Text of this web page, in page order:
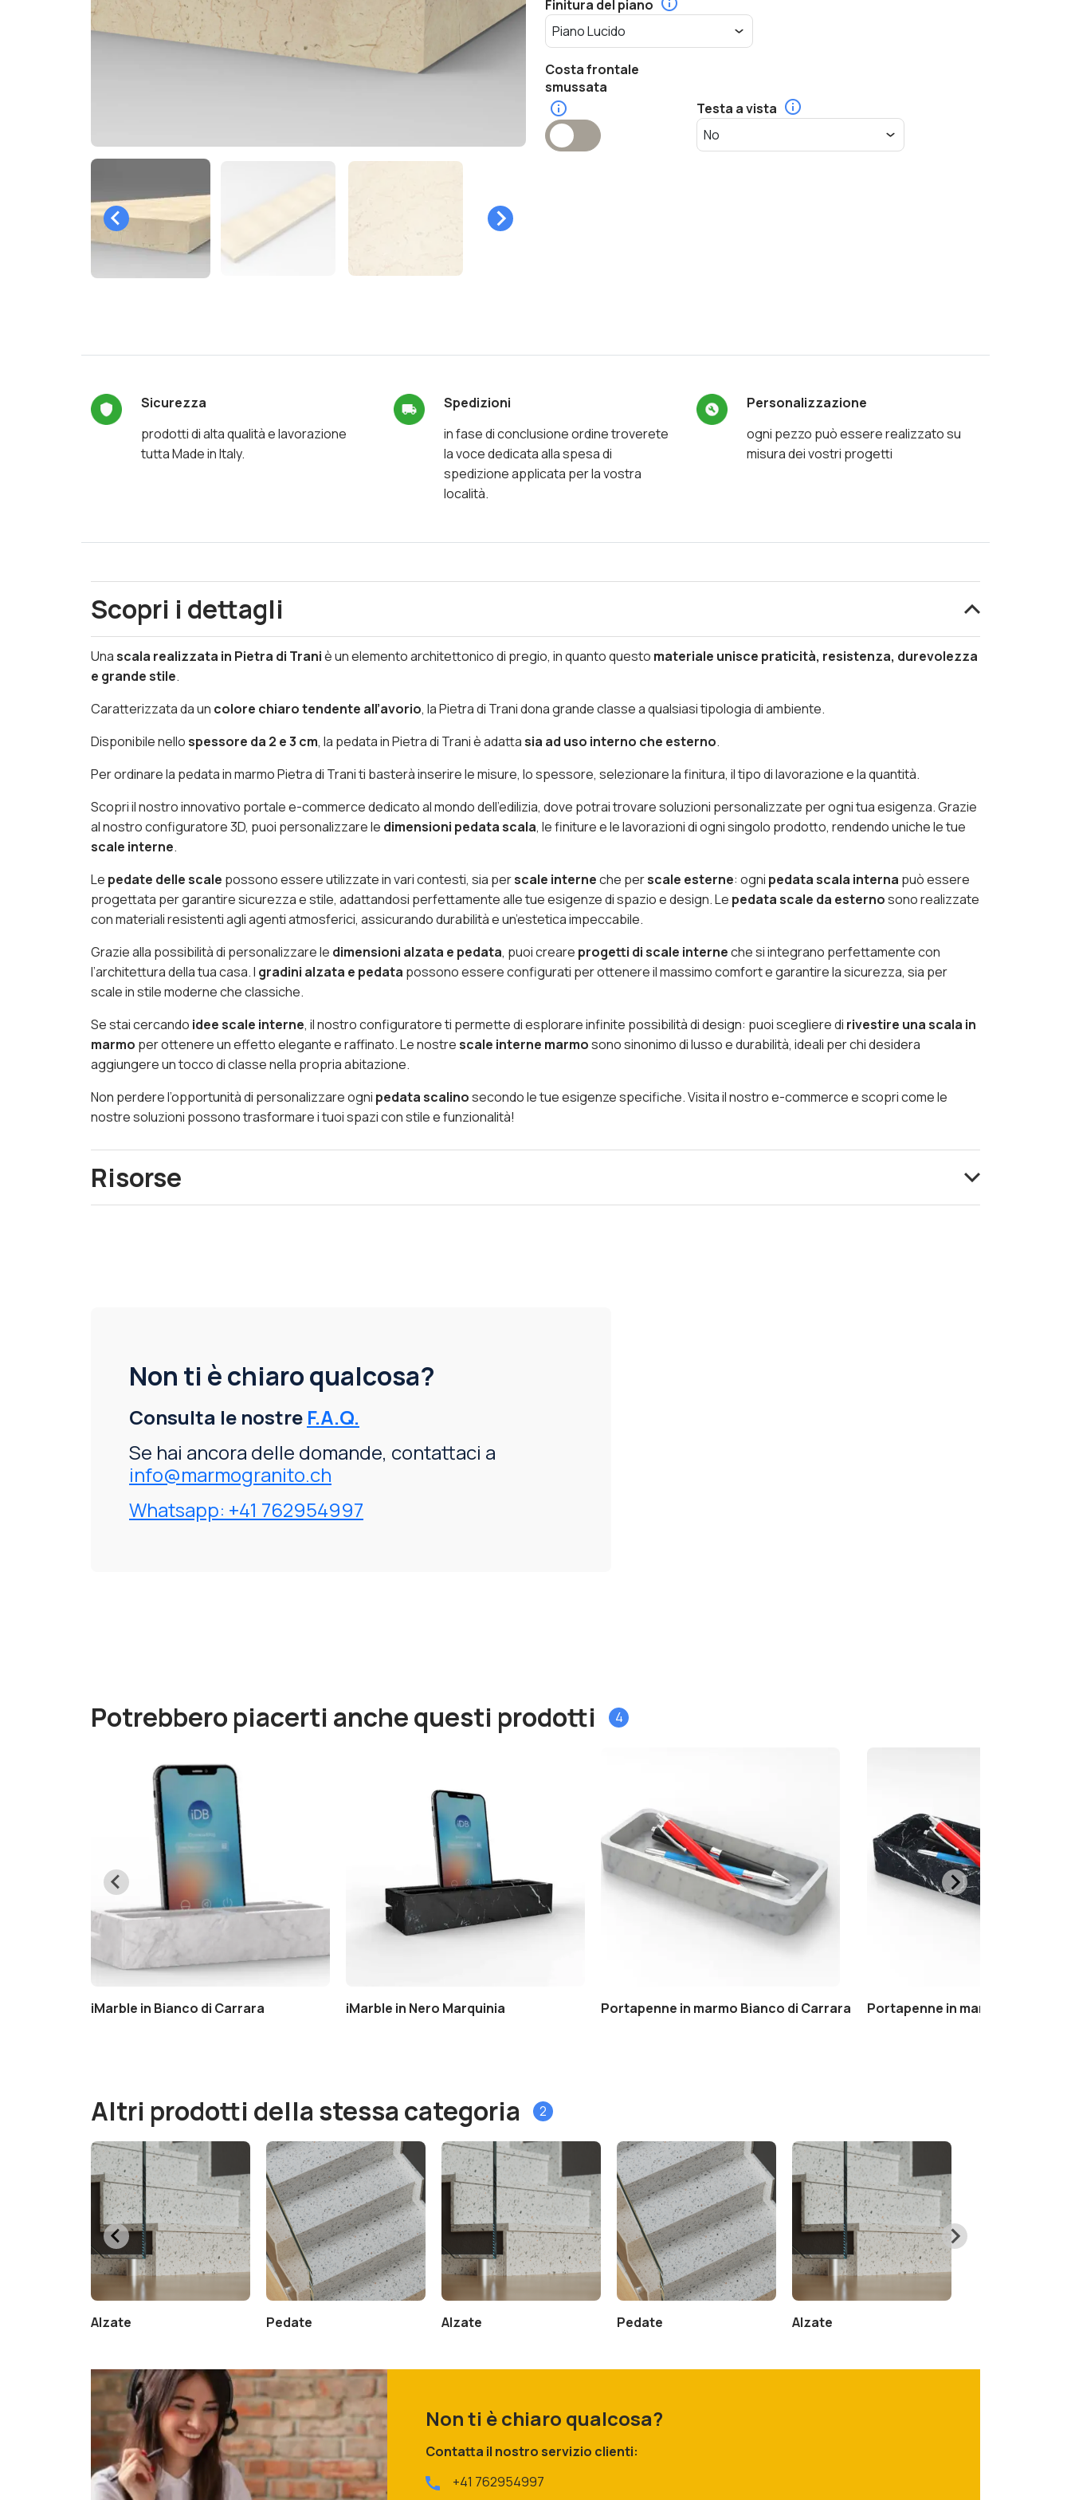
Finitura del piano
Costa frontale
smussata
Testa a vista
Sicurezza
prodotti di alta qualità e lavorazione
tutta Made in Italy.
Spedizioni
in fase di conclusione ordine troverete
la voce dedicata alla spesa di
spedizione applicata per la vostra
località.
Personalizzazione
ogni pezzo può essere realizzato su
misura dei vostri progetti
Scopri i dettagli
Unascala realizzata in Pietra di Traniè un elemento architettonico di pregio, in quanto questo materiale unisce praticità, resistenza, durevolezza
e grande stile.
Caratterizzata da un colore chiaro tendente all’avorio, la Pietra di Trani dona grande classe a qualsiasi tipologia di ambiente.
Disponibile nellospessore da 2 e 3 cm, la pedata in Pietra di Trani è adattasia ad uso interno che esterno.
Per ordinare la pedata in marmo Pietra di Trani ti basterà inserire le misure, lo spessore, selezionare la finitura, il tipo di lavorazione e la quantità.
Scopri il nostro innovativo portale e-commerce dedicato al mondo dell’edilizia, dove potrai trovare soluzioni personalizzate per ogni tua esigenza. Grazie
al nostro configuratore 3D, puoi personalizzare le dimensioni pedata scala, le finiture e le lavorazioni di ogni singolo prodotto, rendendo uniche le tue
scale interne.
Le pedate delle scale possono essere utilizzate in vari contesti, sia perscale interneche perscale esterne: ogni pedata scala interna può essere
progettata per garantire sicurezza e stile, adattandosi perfettamente alle tue esigenze di spazio e design. Le pedata scale da esternosono realizzate
con materiali resistenti agli agenti atmosferici, assicurando durabilità e un’estetica impeccabile.
Grazie alla possibilità di personalizzare le dimensioni alzata e pedata, puoi creare progetti di scale interneche si integrano perfettamente con
l’architettura della tua casa. I gradini alzata e pedata possono essere configurati per ottenere il massimo comfort e garantire la sicurezza, sia per
scale in stile moderne che classiche.
Se stai cercando idee scale interne, il nostro configuratore ti permette di esplorare infinite possibilità di design: puoi scegliere di rivestire una scala in
marmo per ottenere un effetto elegante e raffinato. Le nostrescale interne marmosono sinonimo di lusso e durabilità, ideali per chi desidera
aggiungere un tocco di classe nella propria abitazione.
Non perdere l’opportunità di personalizzare ogni pedata scalinosecondo le tue esigenze specifiche. Visita il nostro e-commerce e scopri come le
nostre soluzioni possono trasformare i tuoi spazi con stile e funzionalità!
Risorse
Non ti è chiaro qualcosa?
Consulta le nostre F.A.Q.
Se hai ancora delle domande, contattaci a
info@marmogranito.ch
Whatsapp: +41 762954997
Potrebbero piacerti anche questi prodotti 4
iMarble in Bianco di Carrara iMarble in Nero Marquinia Portapenne in marmo Bianco di Carrara Portapenne in marmo Nero
Altri prodotti della stessa categoria 2
Alzate Pedate Alzate Pedate Alzate
Non ti è chiaro qualcosa?
Contatta il nostro servizio clienti:
+41 762954997